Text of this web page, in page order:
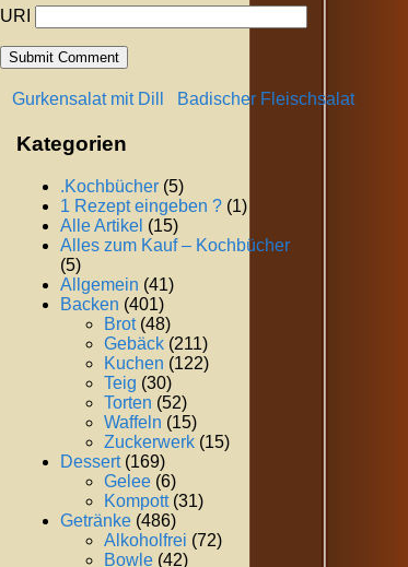
URI
Gurkensalat mit Dill Badischer Fleischsalat
Kategorien
.Kochbücher (5)
1 Rezept eingeben ? (1)
Alle Artikel (15)
Alles zum Kauf – Kochbücher
(5)
Allgemein (41)
Backen (401)
Brot(48)
Gebäck (211)
Kuchen (122)
Teig (30)
Torten (52)
Waffeln (15)
Zuckerwerk (15)
Dessert(169)
Gelee (6)
Kompott(31)
Getränke (486)
Alkoholfrei (72)
Bowle (42)